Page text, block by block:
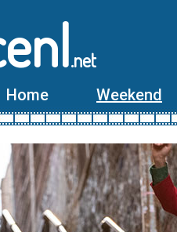
.net
Home Weekend